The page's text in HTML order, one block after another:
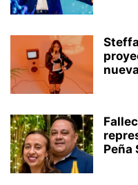
Peña